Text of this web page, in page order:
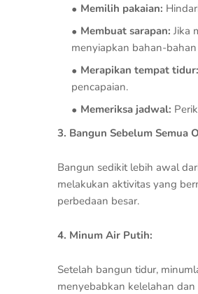
Memilih pakaian:
Membuat sarapan: Jika
menyiapkan bahan-
Merapikan tempat tidur:
pencapaian.
Memeriksa jadwal:
3. Bangun Sebelum Semua
Bangun sedikit lebih awal
melakukan aktivitas yang
perbedaan besar.
4. Minum Air Putih:
Setelah bangun tidur,
menyebabkan kelelahan